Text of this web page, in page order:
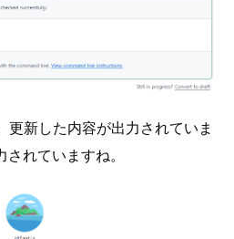
新した内容が出力されていま
れていますね。